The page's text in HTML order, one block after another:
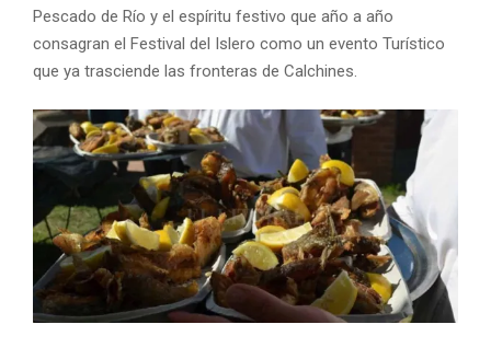
Pescado de Río y el espíritu festivo que año a año
consagran el Festival del Islero como un evento Turístico
que ya trasciende las fronteras de Calchines.